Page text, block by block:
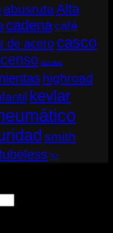
abusruta Alta
cadenacafé
de acero casco
durolux
highroad
kevlar
smith
Xc